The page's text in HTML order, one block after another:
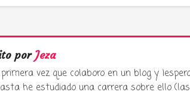
por Jeza
vez que colaboro en un blog y
he estudiado una carrera sobre ello